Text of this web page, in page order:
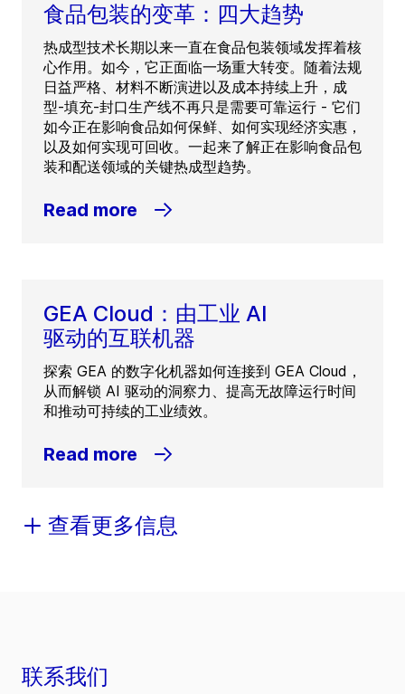
食品包装的变革：四大趋势
热成型技术长期以来一直在食品包装领域发挥着核
心作用。如今，它正面临一场重大转变。随着法规
日益严格、材料不断演进以及成本持续上升，成
型-填充-封口生产线不再只是需要可靠运行 - 它们
如今正在影响食品如何保鲜、如何实现经济实惠，
以及如何实现可回收。一起来了解正在影响食品包
装和配送领域的关键热成型趋势。
Read more
GEA Cloud：由工业 AI
驱动的互联机器
探索 GEA 的数字化机器如何连接到 GEA Cloud，
从而解锁 AI 驱动的洞察力、提高无故障运行时间
和推动可持续的工业绩效。
Read more
查看更多信息
联系我们